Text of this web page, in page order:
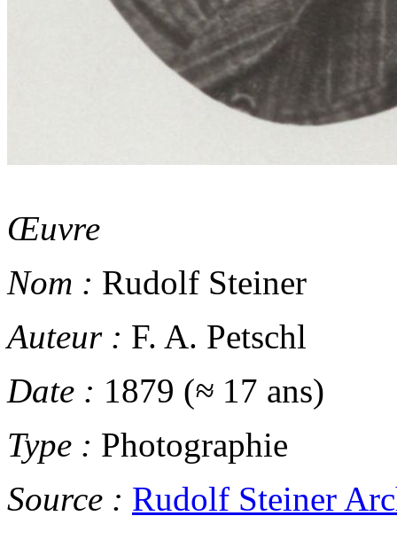
Œuvre
Nom : Rudolf Steiner
Auteur : F. A. Petschl
Date : 1879 (≈ 17 ans)
Type : Photographie
Source : Rudolf Steiner